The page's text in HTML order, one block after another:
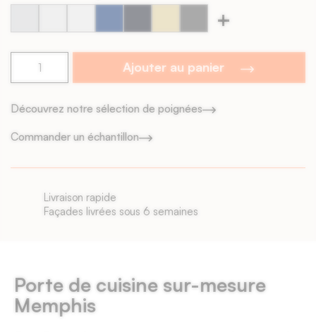
Poudré Perlé
Soie
AbyssalEncre
de
Satiné
+
Ajouter au panier
Découvrez notre sélection de poignées
Commander un échantillon
Livraison rapide
Façades livrées sous 6 semaines
Porte de cuisine sur-mesure
Memphis